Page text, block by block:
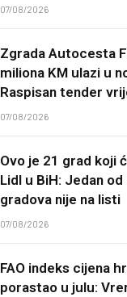
07/08/2026
Zgrada Autocesta
miliona KM ulazi u
Raspisan tender
07/08/2026
Ovo je 21 grad koji
Lidl u BiH: Jedan od
gradova nije na listi
07/08/2026
FAO indeks cijena
porastao u julu: